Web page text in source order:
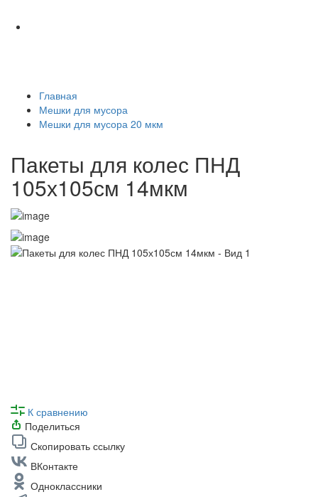
Главная
Мешки для мусора
Мешки для мусора 20 мкм
Пакеты для колес ПНД
105х105см 14мкм
К сравнению
Поделиться
Скопировать ссылку
ВКонтакте
Одноклассники